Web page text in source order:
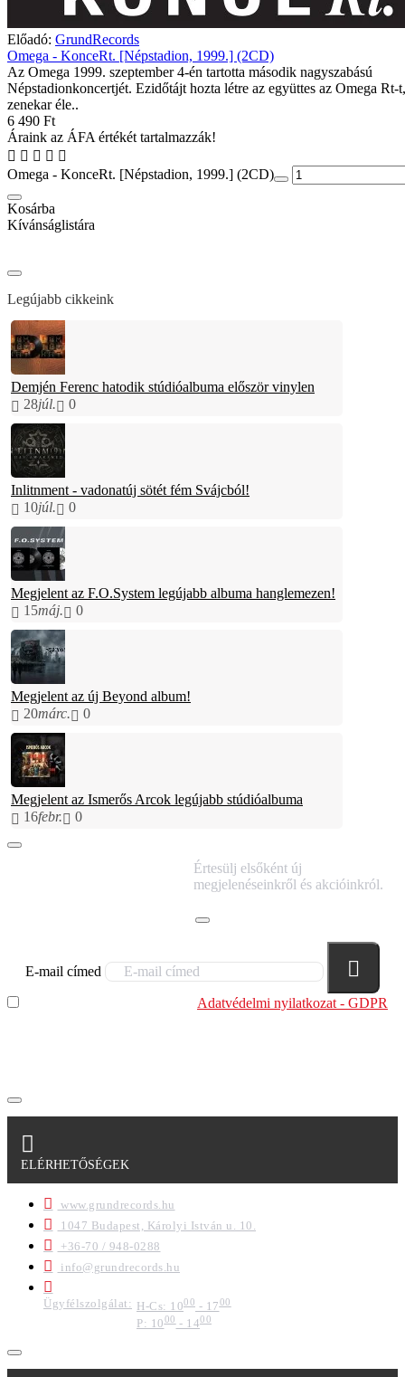
Előadó: GrundRecords
Omega - KonceRt. [Népstadion, 1999.] (2CD)
Az Omega 1999. szeptember 4-én tartotta második nagyszabású
Népstadionkoncertjét. Ezidőtájt hozta létre az együttes az Omega Rt-
zenekar éle..
6 490 Ft
Áraink az ÁFA értékét tartalmazzák!
Omega - KonceRt. [Népstadion, 1999.] (2CD)
Kosárba
Kívánságlistára
Legújabb cikkeink
Demjén Ferenc hatodik stúdióalbuma először vinylen
28júl. 0
Inlitnment - vadonatúj sötét fém Svájcból!
10júl. 0
Megjelent az F.O.System legújabb albuma hanglemezen!
15máj. 0
Megjelent az új Beyond album!
20márc. 0
Megjelent az Ismerős Arcok legújabb stúdióalbuma
16febr. 0
Értesülj elsőként új
megjelenéseinkről és akcióinkról.
E-mail címed
Adatvédelmi nyilatkozat - GDPR
ELÉRHETŐSÉGEK
www.grundrecords.hu
1047 Budapest, Károlyi István u. 10.
+36-70 / 948-0288
info@grundrecords.hu
Ügyfélszolgálat: H-Cs: 1000 - 1700
P: 1000- 1400